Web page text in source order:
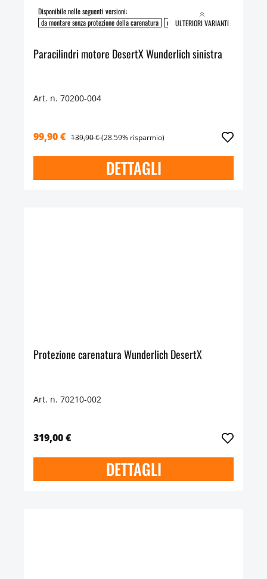
Disponibile nelle seguenti versioni:
da montare senza protezione della carenatura
da montare con protezione della
ULTERIORI VARIANTI
Paracilindri motore DesertX Wunderlich sinistra
Art. n. 70200-004
99,90 € 139,90 €(28.59% risparmio)
DETTAGLI
Protezione carenatura Wunderlich DesertX
Art. n. 70210-002
319,00 €
DETTAGLI